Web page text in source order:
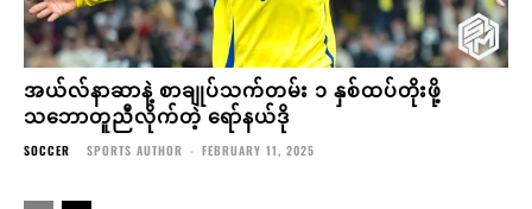
အယ်လ်နာဆာနဲ့ စာချုပ်သက်တမ်း ၁ နှစ်ထပ်တိုးဖို့
သဘောတူညီလိုက်တဲ့ ရော်နယ်ဒို
SOCCER SPORTS AUTHOR - FEBRUARY 11, 2025